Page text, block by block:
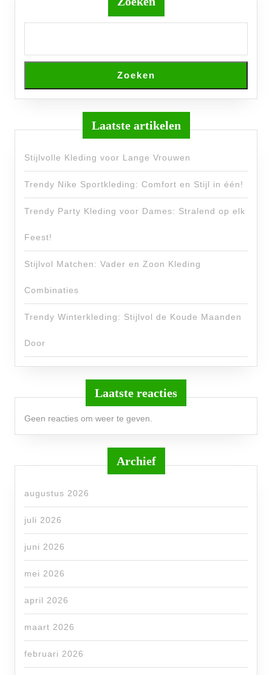
Zoeken
Laatste artikelen
Stijlvolle Kleding voor Lange Vrouwen
Trendy Nike Sportkleding: Comfort en Stijl in één!
Trendy Party Kleding voor Dames: Stralend op elk
Feest!
Stijlvol Matchen: Vader en Zoon Kleding
Combinaties
Trendy Winterkleding: Stijlvol de Koude Maanden
Door
Laatste reacties
Geen reacties om weer te geven.
Archief
augustus 2026
juli 2026
juni 2026
mei 2026
april 2026
maart 2026
februari 2026